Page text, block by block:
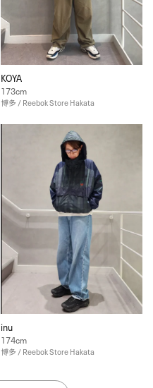
KOYA
173cm
博多 / Reebok Store Hakata
inu
174cm
博多 / Reebok Store Hakata